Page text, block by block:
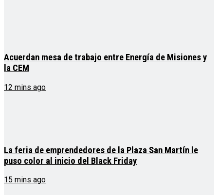
Acuerdan mesa de trabajo entre Energía de Misiones y
la CEM
12 mins ago
La feria de emprendedores de la Plaza San Martín le
puso color al inicio del Black Friday
15 mins ago